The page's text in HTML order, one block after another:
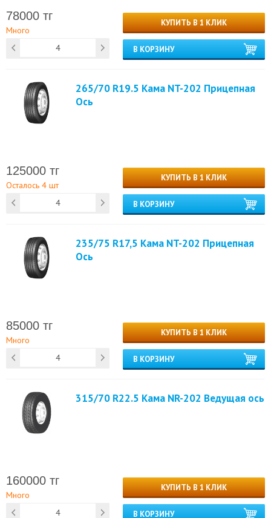
78000 тг
Много
КУПИТЬ В 1 КЛИК
В КОРЗИНУ
265/70 R19.5 Кама NT-202 Прицепная
Ось
125000 тг
Осталось 4 шт
КУПИТЬ В 1 КЛИК
В КОРЗИНУ
235/75 R17,5 Кама NT-202 Прицепная
Ось
85000 тг
Много
КУПИТЬ В 1 КЛИК
В КОРЗИНУ
315/70 R22.5 Кама NR-202 Ведущая ось
160000 тг
Много
КУПИТЬ В 1 КЛИК
В КОРЗИНУ